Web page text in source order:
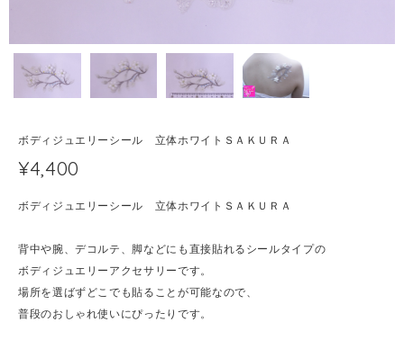
ボディジュエリーシール 立体ホワイトＳＡＫＵＲＡ
¥4,400
ボディジュエリーシール 立体ホワイトＳＡＫＵＲＡ
背中や腕、デコルテ、脚などにも直接貼れるシールタイプの
ボディジュエリーアクセサリーです。
場所を選ばずどこでも貼ることが可能なので、
普段のおしゃれ使いにぴったりです。